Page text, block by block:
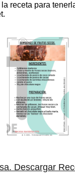
receta para
Descargar